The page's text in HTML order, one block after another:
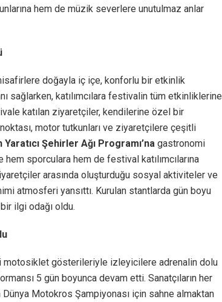
hem de müzik severlere unutulmaz anlar
doğayla iç içe, konforlu bir etkinlik
sağlarken, katılımcılara festivalin tüm etkinliklerine
katılan ziyaretçiler, kendilerine özel bir
motor tutkunları ve ziyaretçilere çeşitli
Yaratıcı Şehirler Ağı Programı’na gastronomi
sporculara hem de festival katılımcılarına
arasında oluşturduğu sosyal aktiviteler ve
atmosferi yansıttı. Kurulan stantlarda gün boyu
ilgi odağı oldu.
motosiklet gösterileriyle izleyicilere adrenalin dolu
5 gün boyunca devam etti. Sanatçıların her
Motokros Şampiyonası için sahne almaktan